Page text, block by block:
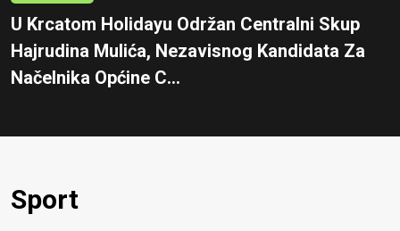
U Krcatom Holidayu Održan Centralni Skup
Hajrudina Mulića, Nezavisnog Kandidata Za
Načelnika Općine C...
Sport